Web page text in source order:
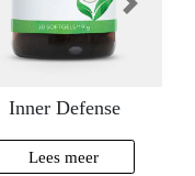
Inner Defense
Lees meer
Next